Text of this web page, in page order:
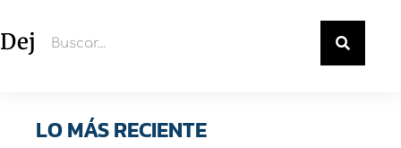
Deja un comentario
LO MÁS RECIENTE